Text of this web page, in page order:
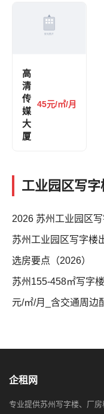
高
清
传
媒
大
厦
45元/㎡/月
工业园区写
2026 苏州工业园区
苏州工业园区写字楼
选房要点（2026）
苏州155-458㎡写字
元/㎡/月_含交通周边
企租网
专业提供苏州写字楼、厂